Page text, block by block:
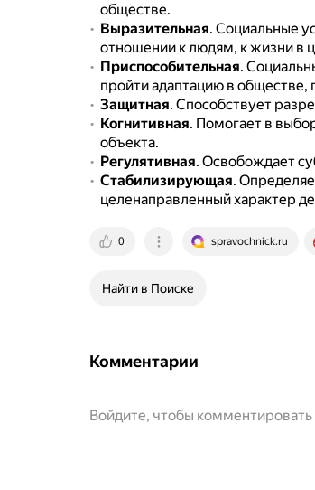
обществе.
Выразительная. Социальные
отношении к людям, к жизни в
Приспособительная.
пройти адаптацию в обществе,
Защитная. Способствует
Когнитивная. Помогает в
объекта.
Регулятивная. Освобождает
Стабилизирующая.
целенаправленный характер
0 spravochnick.ru
Найти в Поиске
Комментарии
Войдите, чтобы комментировать